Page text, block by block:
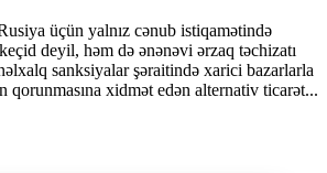
üçün yalnız cənub istiqamətində
deyil, həm də ənənəvi ərzaq təchizatı
sanksiyalar şəraitində xarici bazarlarla
qorunmasına xidmət edən alternativ ticarət...